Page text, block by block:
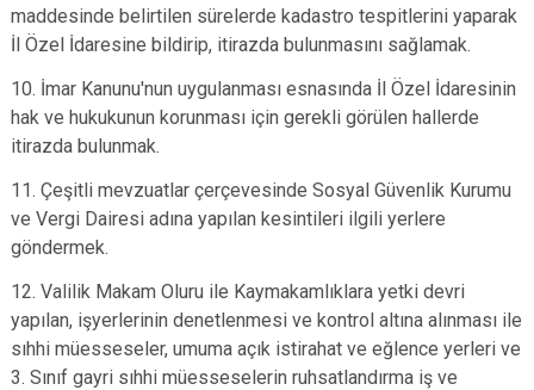
maddesinde belirtilen sürelerde kadastro tespitlerini yaparak
İl Özel İdaresine bildirip, itirazda bulunmasını sağlamak.
10. İmar Kanunu'nun uygulanması esnasında İl Özel İdaresinin
hak ve hukukunun korunması için gerekli görülen hallerde
itirazda bulunmak.
11. Çeşitli mevzuatlar çerçevesinde Sosyal Güvenlik Kurumu
ve Vergi Dairesi adına yapılan kesintileri ilgili yerlere
göndermek.
12. Valilik Makam Oluru ile Kaymakamlıklara yetki devri
yapılan, işyerlerinin denetlenmesi ve kontrol altına alınması ile
sıhhi müesseseler, umuma açık istirahat ve eğlence yerleri ve
3. Sınıf gayri sıhhi müesseselerin ruhsatlandırma iş ve